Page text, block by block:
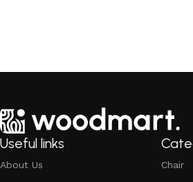
Useful links
About Us Chair